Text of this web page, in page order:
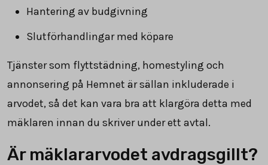
Hantering av budgivning
Slutförhandlingar med köpare
Tjänster som flyttstädning, homestyling och
annonsering på Hemnet är sällan inkluderade i
arvodet, så det kan vara bra att klargöra detta med
mäklaren innan du skriver under ett avtal.
Är mäklararvodet avdragsgillt?